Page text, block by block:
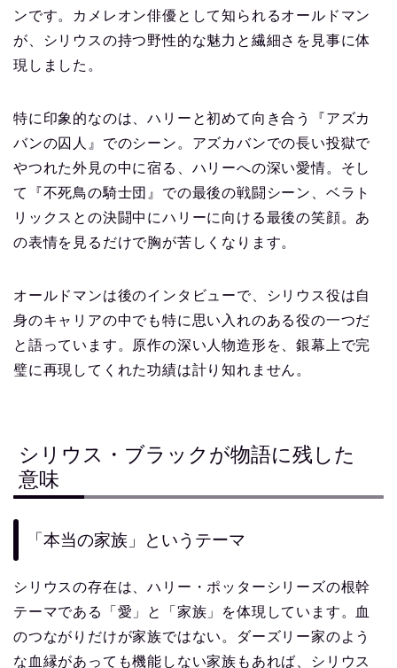
ンです。カメレオン俳優として知られるオールドマン
が、シリウスの持つ野性的な魅力と繊細さを見事に体
現しました。
特に印象的なのは、ハリーと初めて向き合う『アズカ
バンの囚人』でのシーン。アズカバンでの長い投獄で
やつれた外見の中に宿る、ハリーへの深い愛情。そし
て『不死鳥の騎士団』での最後の戦闘シーン、ベラト
リックスとの決闘中にハリーに向ける最後の笑顔。あ
の表情を見るだけで胸が苦しくなります。
オールドマンは後のインタビューで、シリウス役は自
身のキャリアの中でも特に思い入れのある役の一つだ
と語っています。原作の深い人物造形を、銀幕上で完
璧に再現してくれた功績は計り知れません。
シリウス・ブラックが物語に残した
意味
「本当の家族」というテーマ
シリウスの存在は、ハリー・ポッターシリーズの根幹
テーマである「愛」と「家族」を体現しています。血
のつながりだけが家族ではない。ダーズリー家のよう
な血縁があっても機能しない家族もあれば、シリウス